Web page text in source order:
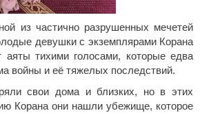
из частично разрушенных мечетей
девушки с экземплярами Корана
тихими голосами, которые едва
войны и её тяжелых последствий.
свои дома и близких, но в этих
Корана они нашли убежище, которое